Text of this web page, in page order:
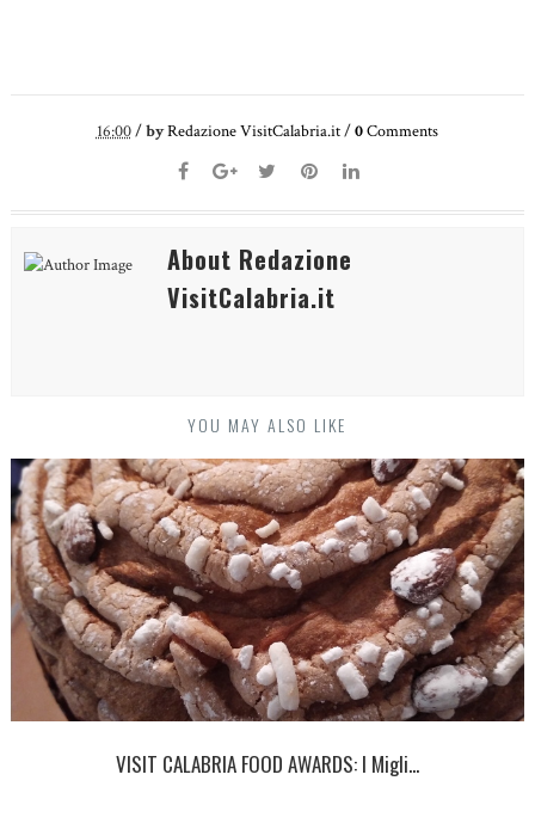
16:00/byRedazione VisitCalabria.it/0Comments
About Redazione
VisitCalabria.it
YOU MAY ALSO LIKE
VISIT CALABRIA FOOD AWARDS: I Migli...